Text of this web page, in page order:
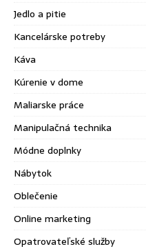
Jedlo a pitie
Kancelárske potreby
Káva
Kúrenie v dome
Maliarske práce
Manipulačná technika
Módne doplnky
Nábytok
Oblečenie
Online marketing
Opatrovateľské služby